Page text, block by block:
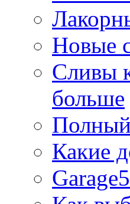
Новые
Сливы
больше
Какие